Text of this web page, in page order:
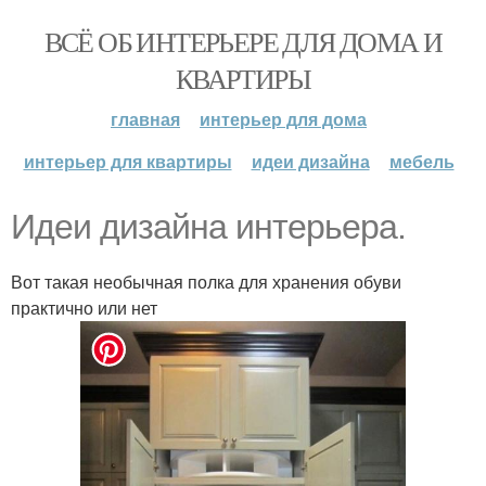
ВСЁ ОБ ИНТЕРЬЕРЕ ДЛЯ ДОМА И
КВАРТИРЫ
главная
интерьер для дома
интерьер для квартиры
идеи дизайна мебель
Идеи дизайна интерьера.
Вот такая необычная полка для хранения обуви
практично или нет